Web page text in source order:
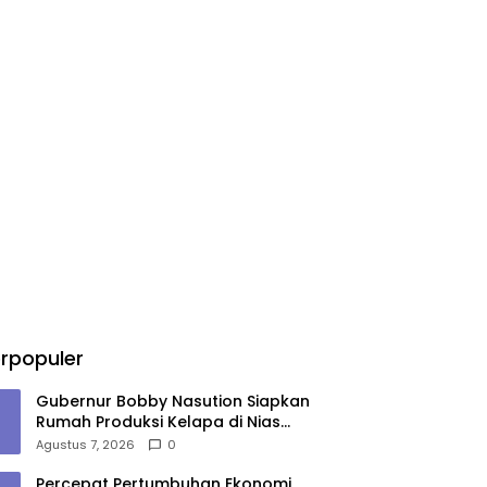
Gubernur Bobby Nasution Siapkan
Rumah Produksi Kelapa di Nias
Utara
Agustus 7, 2026 0